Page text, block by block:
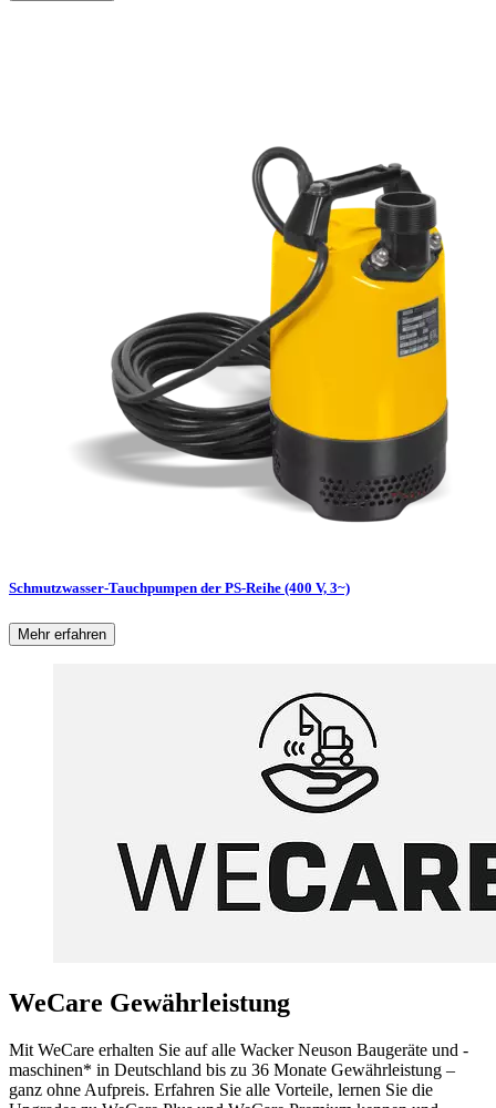
Schmutzwasser-Tauchpumpen der PS-Reihe (400 V, 3~)
Mehr erfahren
WeCare Gewährleistung
Mit WeCare erhalten Sie auf alle Wacker Neuson Baugeräte und -
maschinen* in Deutschland bis zu 36 Monate Gewährleistung –
ganz ohne Aufpreis. Erfahren Sie alle Vorteile, lernen Sie die